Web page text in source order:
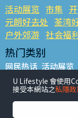
活动展览 市集
元朗好去处 荃湾
户外郊游 社会福
热门类别
网民热话 活动展览
铜锣湾好去处 元朗
餐厅情报 户外郊游
热门标签
U Lifestyle 會使用
接受本網站之私隱